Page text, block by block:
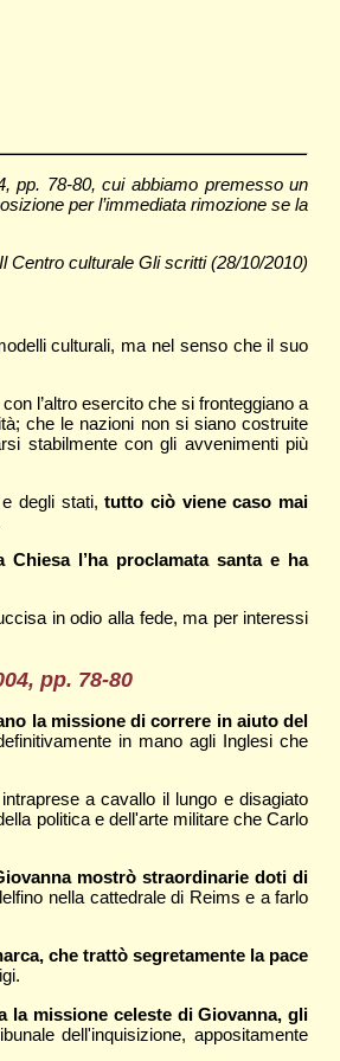
pp. 78-80, cui abbiamo premesso un
per l’immediata rimozione se la
Il Centro culturale Gli scritti (28/10/2010)
culturali, ma nel senso che il suo
l’altro esercito che si fronteggiano a
che le nazioni non si siano costruite
stabilmente con gli avvenimenti più
e degli stati,tutto ciò viene caso mai
l’ha proclamata santa e ha
in odio alla fede, ma per interessi
pp. 78-80
la missione di correre in aiuto del
in mano agli Inglesi che
a cavallo il lungo e disagiato
politica e dell'arte militare che Carlo
mostrò straordinarie doti di
nella cattedrale di Reims e a farlo
che trattò segretamente la pace
la missione celeste di Giovanna, gli
dell'inquisizione, appositamente